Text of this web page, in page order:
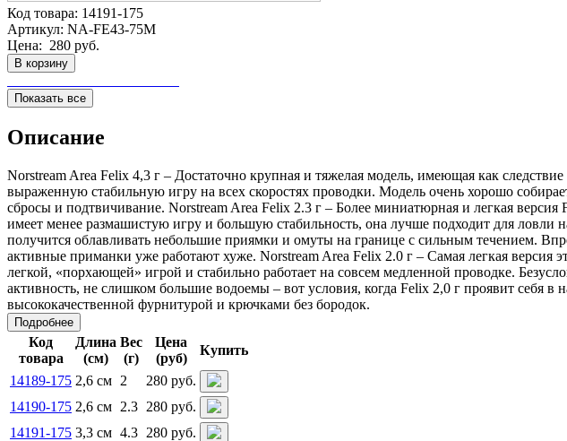
Код товара: 14191-175
Артикул: NA-FE43-75M
Цена: 280 руб.
В корзину
Показать все
Описание
Norstream Area Felix 4,3 г – Достаточно крупная и тяжелая модель, имеющая как
выраженную стабильную игру на всех скоростях проводки. Модель очень хорошо
сбросы и подтвичивание. Norstream Area Felix 2.3 г – Более миниатюрная и легкая
имеет менее размашистую игру и большую стабильность, она лучше подходит для ловли
получится облавливать небольшие приямки и омуты на границе с сильным течением.
активные приманки уже работают хуже. Norstream Area Felix 2.0 г – Самая легкая версия
легкой, «порхающей» игрой и стабильно работает на совсем медленной проводке.
активность, не слишком большие водоемы – вот условия, когда Felix 2,0 г проявит себя
высококачественной фурнитурой и крючками без бородок.
Подробнее
Код
товара
Длина
(см)
Вес
(г)
Цена
(руб)
Купить
14189-175 2,6 см 2
280 руб.
14190-175 2,6 см 2.3 280 руб.
14191-175 3,3 см 4.3 280 руб.